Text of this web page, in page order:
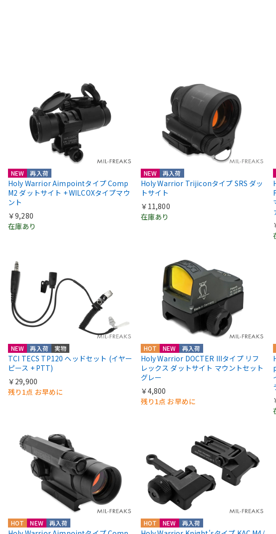
NEW 再入荷
Holy Warrior Aimpointタイプ Comp
M2 ダットサイト + WILCOXタイプマウ
ント
￥9,280
在庫あり
NEW 再入荷
Holy Warrior Trijiconタイプ SRS ダッ
トサイト
￥11,800
在庫あり
NEW 再入荷 実物
TCI TECS TP120 ヘッドセット (イヤー
ピース + PTT)
￥29,900
残り1点 お早めに
HOT NEW 再入荷
Holy Warrior DOCTER IIIタイプ リフ
レックス ダットサイト マウントセット
グレー
￥4,800
残り1点 お早めに
HOT NEW 再入荷 HOT NEW 再入荷